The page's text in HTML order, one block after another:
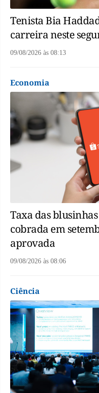
Tenista Bia
carreira neste
09/08/2026 às 08:13
Economia
Taxa das
cobrada em
aprovada
09/08/2026 às 08:06
Ciência